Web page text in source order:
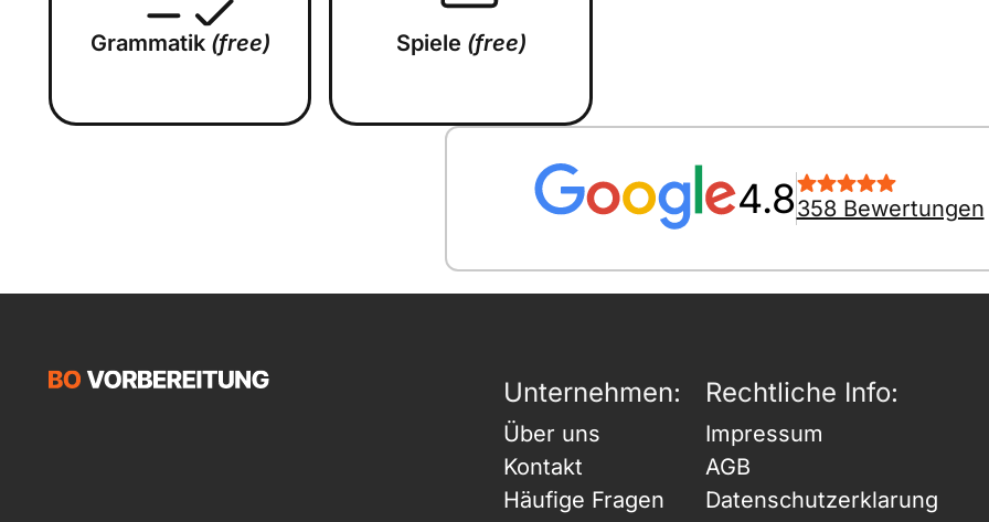
Grammatik (free) Spiele (free)
4.8358 Bewertungen
Unternehmen:
Über uns
Kontakt
Häufige Fragen
Rechtliche Info:
Impressum
AGB
Datenschutzerklarung